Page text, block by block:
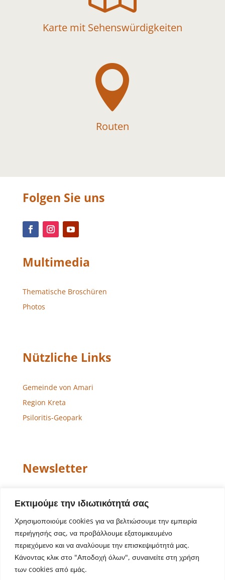
Εκτιμούμε την ιδιωτικότητά σας
Χρησιμοποιούμε cookies για να βελτιώσουμε την εμπειρία
περιήγησής σας, να προβάλλουμε εξατομικευμένο
περιεχόμενο και να αναλύουμε την επισκεψιμότητά μας.
Κάνοντας κλικ στο "Αποδοχή όλων", συναινείτε στη χρήση
των cookies από εμάς.
Karte mit Sehenswürdigkeiten

Routen
Folgen Sie uns
Multimedia
Thematische Broschüren
Photos
Nützliche Links
Gemeinde von Amari
Region Kreta
Psiloritis-Geopark
Newsletter